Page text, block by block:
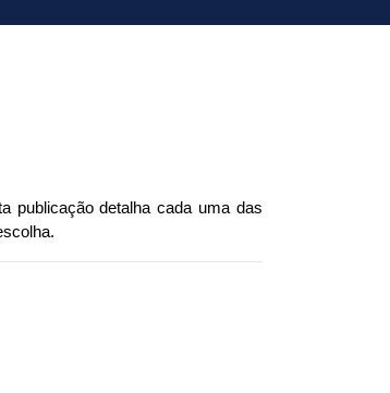
publicação detalha cada uma das